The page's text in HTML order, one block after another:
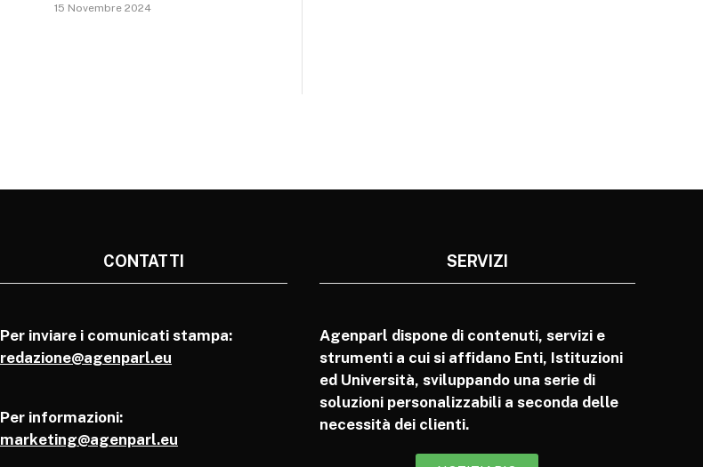
15 Novembre 2024
CONTATTI
Per inviare i comunicati stampa:
redazione@agenparl.eu
Per informazioni:
marketing@agenparl.eu
SERVIZI
Agenparl dispone di contenuti, servizi e
strumenti a cui si affidano Enti, Istituzioni
ed Università, sviluppando una serie di
soluzioni personalizzabili a seconda delle
necessità dei clienti.